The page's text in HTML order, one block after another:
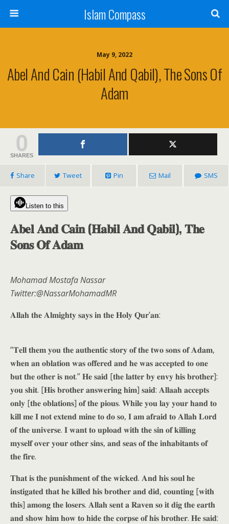
Islam Compass
May 9, 2022
Abel And Cain (Habil And Qabil), The Sons Of
Adam
0
SHARES
Share Tweet Pin Mail SMS
Listen to this
𝐀𝐛𝐞𝐥 𝐀𝐧𝐝 𝐂𝐚𝐢𝐧 (𝐇𝐚𝐛𝐢𝐥 𝐀𝐧𝐝 𝐐𝐚𝐛𝐢𝐥), 𝐓𝐡𝐞
𝐒𝐨𝐧𝐬 𝐎𝐟 𝐀𝐝𝐚𝐦
Mohamad Mostafa Nassar
Twitter:@NassarMohamadMR
𝐀𝐥𝐥𝐚𝐡 𝐭𝐡𝐞 𝐀𝐥𝐦𝐢𝐠𝐡𝐭𝐲 𝐬𝐚𝐲𝐬 𝐢𝐧 𝐭𝐡𝐞 𝐇𝐨𝐥𝐲 𝐐𝐮𝐫’𝐚𝐧:
“𝐓𝐞𝐥𝐥 𝐭𝐡𝐞𝐦 𝐲𝐨𝐮 𝐭𝐡𝐞 𝐚𝐮𝐭𝐡𝐞𝐧𝐭𝐢𝐜 𝐬𝐭𝐨𝐫𝐲 𝐨𝐟 𝐭𝐡𝐞 𝐭𝐰𝐨 𝐬𝐨𝐧𝐬 𝐨𝐟 𝐀𝐝𝐚𝐦,
𝐰𝐡𝐞𝐧 𝐚𝐧 𝐨𝐛𝐥𝐚𝐭𝐢𝐨𝐧 𝐰𝐚𝐬 𝐨𝐟𝐟𝐞𝐫𝐞𝐝 𝐚𝐧𝐝 𝐡𝐞 𝐰𝐚𝐬 𝐚𝐜𝐜𝐞𝐩𝐭𝐞𝐝 𝐭𝐨 𝐨𝐧𝐞
𝐛𝐮𝐭 𝐭𝐡𝐞 𝐨𝐭𝐡𝐞𝐫 𝐢𝐬 𝐧𝐨𝐭.” 𝐇𝐞 𝐬𝐚𝐢𝐝 [𝐭𝐡𝐞 𝐥𝐚𝐭𝐭𝐞𝐫 𝐛𝐲 𝐞𝐧𝐯𝐲 𝐡𝐢𝐬 𝐛𝐫𝐨𝐭𝐡𝐞𝐫]:
𝐲𝐨𝐮 𝐬𝐡𝐢𝐭. [𝐇𝐢𝐬 𝐛𝐫𝐨𝐭𝐡𝐞𝐫 𝐚𝐧𝐬𝐰𝐞𝐫𝐢𝐧𝐠 𝐡𝐢𝐦] 𝐬𝐚𝐢𝐝: 𝐀𝐥𝐥𝐚𝐚𝐡 𝐚𝐜𝐜𝐞𝐩𝐭𝐬
𝐨𝐧𝐥𝐲 [𝐭𝐡𝐞 𝐨𝐛𝐥𝐚𝐭𝐢𝐨𝐧𝐬] 𝐨𝐟 𝐭𝐡𝐞 𝐩𝐢𝐨𝐮𝐬. 𝐖𝐡𝐢𝐥𝐞 𝐲𝐨𝐮 𝐥𝐚𝐲 𝐲𝐨𝐮𝐫 𝐡𝐚𝐧𝐝 𝐭𝐨
𝐤𝐢𝐥𝐥 𝐦𝐞 𝐈 𝐧𝐨𝐭 𝐞𝐱𝐭𝐞𝐧𝐝 𝐦𝐢𝐧𝐞 𝐭𝐨 𝐝𝐨 𝐬𝐨, 𝐈 𝐚𝐦 𝐚𝐟𝐫𝐚𝐢𝐝 𝐭𝐨 𝐀𝐥𝐥𝐚𝐡 𝐋𝐨𝐫𝐝
𝐨𝐟 𝐭𝐡𝐞 𝐮𝐧𝐢𝐯𝐞𝐫𝐬𝐞. 𝐈 𝐰𝐚𝐧𝐭 𝐭𝐨 𝐮𝐩𝐥𝐨𝐚𝐝 𝐰𝐢𝐭𝐡 𝐭𝐡𝐞 𝐬𝐢𝐧 𝐨𝐟 𝐤𝐢𝐥𝐥𝐢𝐧𝐠
𝐦𝐲𝐬𝐞𝐥𝐟 𝐨𝐯𝐞𝐫 𝐲𝐨𝐮𝐫 𝐨𝐭𝐡𝐞𝐫 𝐬𝐢𝐧𝐬, 𝐚𝐧𝐝 𝐬𝐞𝐚𝐬 𝐨𝐟 𝐭𝐡𝐞 𝐢𝐧𝐡𝐚𝐛𝐢𝐭𝐚𝐧𝐭𝐬 𝐨𝐟
𝐭𝐡𝐞 𝐟𝐢𝐫𝐞.
𝐓𝐡𝐚𝐭 𝐢𝐬 𝐭𝐡𝐞 𝐩𝐮𝐧𝐢𝐬𝐡𝐦𝐞𝐧𝐭 𝐨𝐟 𝐭𝐡𝐞 𝐰𝐢𝐜𝐤𝐞𝐝. 𝐀𝐧𝐝 𝐡𝐢𝐬 𝐬𝐨𝐮𝐥 𝐡𝐞
𝐢𝐧𝐬𝐭𝐢𝐠𝐚𝐭𝐞𝐝 𝐭𝐡𝐚𝐭 𝐡𝐞 𝐤𝐢𝐥𝐥𝐞𝐝 𝐡𝐢𝐬 𝐛𝐫𝐨𝐭𝐡𝐞𝐫 𝐚𝐧𝐝 𝐝𝐢𝐝, 𝐜𝐨𝐮𝐧𝐭𝐢𝐧𝐠 [𝐰𝐢𝐭𝐡
𝐭𝐡𝐢𝐬] 𝐚𝐦𝐨𝐧𝐠 𝐭𝐡𝐞 𝐥𝐨𝐬𝐞𝐫𝐬. 𝐀𝐥𝐥𝐚𝐡 𝐬𝐞𝐧𝐭 𝐚 𝐑𝐚𝐯𝐞𝐧 𝐬𝐨 𝐢𝐭 𝐝𝐢𝐠 𝐭𝐡𝐞 𝐞𝐚𝐫𝐭𝐡
𝐚𝐧𝐝 𝐬𝐡𝐨𝐰 𝐡𝐢𝐦 𝐡𝐨𝐰 𝐭𝐨 𝐡𝐢𝐝𝐞 𝐭𝐡𝐞 𝐜𝐨𝐫𝐩𝐬𝐞 𝐨𝐟 𝐡𝐢𝐬 𝐛𝐫𝐨𝐭𝐡𝐞𝐫. 𝐇𝐞 𝐬𝐚𝐢𝐝: